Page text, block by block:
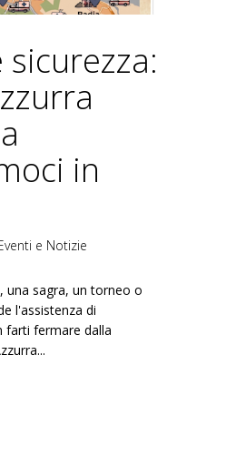
sicurezza:
in
e Notizie
una sagra, un torneo o
l'assistenza di
farti fermare dalla